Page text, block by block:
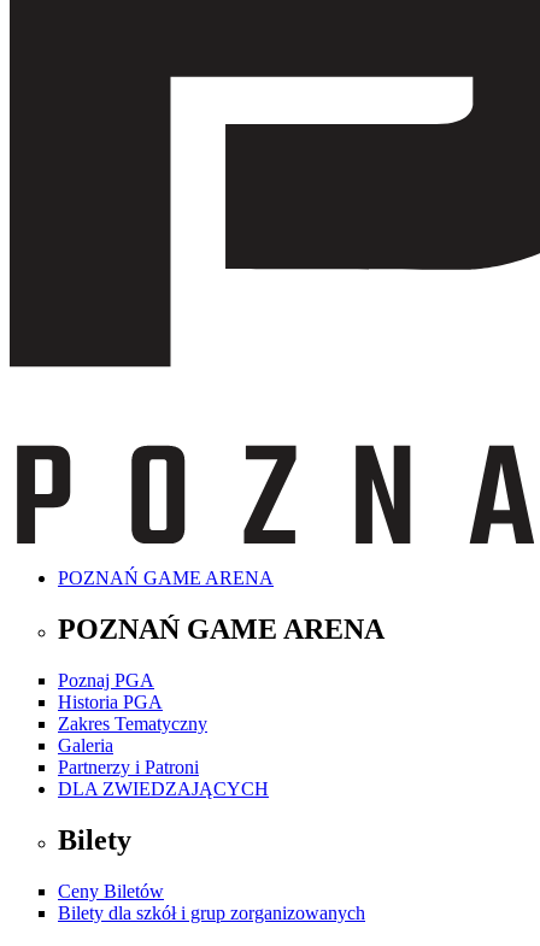
POZNAŃ GAME ARENA
POZNAŃ GAME ARENA
Poznaj PGA
Historia PGA
Zakres Tematyczny
Galeria
Partnerzy i Patroni
DLA ZWIEDZAJĄCYCH
Bilety
Ceny Biletów
Bilety dla szkół i grup zorganizowanych